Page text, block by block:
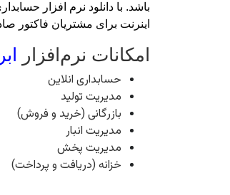
باشد. با دانلود نرم افزار
اینرنت برای مشتریان فاکتور
امکانات نرم‌افزار
حسابداری انلاین
مدیریت تولید
بازرگانی (خرید و فروش)
مدیریت انبار
مدیریت پخش
خزانه (دریافت و پرداخت)